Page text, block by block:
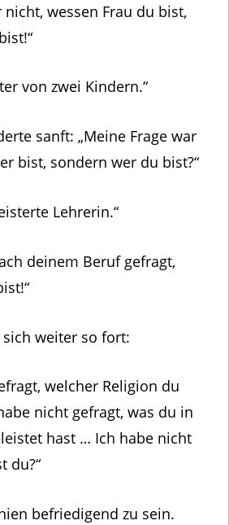
nicht, wessen Frau du bist,
von zwei Kindern.“
sanft: „Meine Frage war
bist, sondern wer du bist?“
Lehrerin.“
deinem Beruf gefragt,
weiter so fort:
welcher Religion du
nicht gefragt, was du in
hast … Ich habe nicht
du?“
befriedigend zu sein.